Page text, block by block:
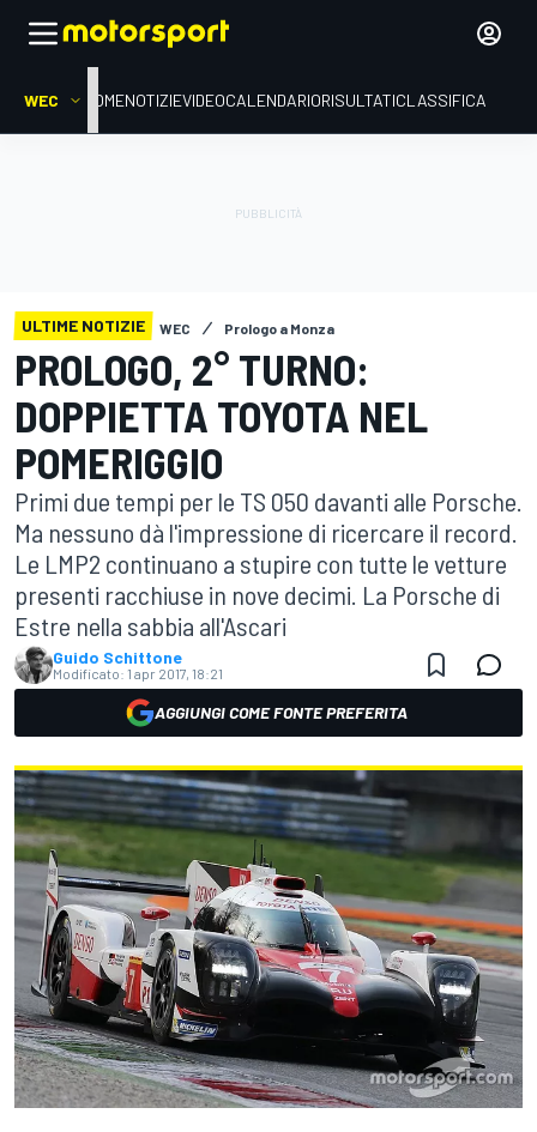
WEC HOMENOTIZIEVIDEOCALENDARIORISULTATICLASSIFICA
ULTIME NOTIZIE WEC Prologo a Monza
PROLOGO, 2° TURNO:
DOPPIETTA TOYOTA NEL
POMERIGGIO
Primi due tempi per le TS 050 davanti alle Porsche.
Ma nessuno dà l'impressione di ricercare il record.
Le LMP2 continuano a stupire con tutte le vetture
presenti racchiuse in nove decimi. La Porsche di
Estre nella sabbia all'Ascari
Guido Schittone
Modificato: 1 apr 2017, 18:21
AGGIUNGI COME FONTE PREFERITA